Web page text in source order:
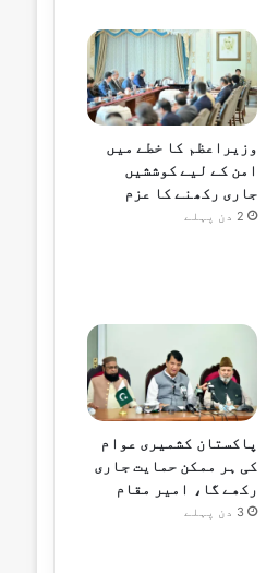
وزیراعظم کا خطے میں
امن کے لیے کوششیں
جاری رکھنے کا عزم
2 دن پہلے
پاکستان کشمیری عوام
کی ہر ممکن حمایت جاری
رکھے گا، امیر مقام
3 دن پہلے